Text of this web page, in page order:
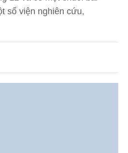
số viện nghiên cứu,